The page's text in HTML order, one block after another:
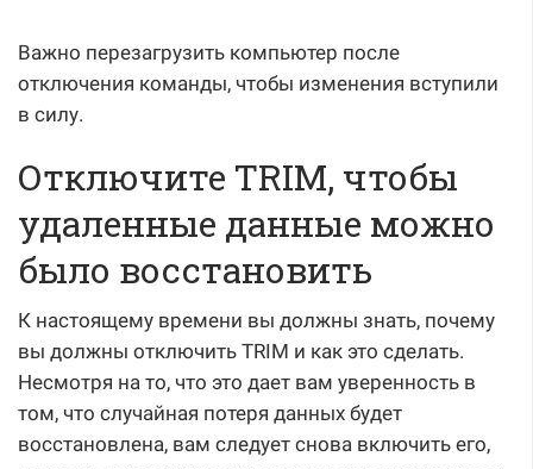
Важно перезагрузить компьютер после
отключения команды, чтобы изменения вступили
в силу.
Отключите TRIM, чтобы
удаленные данные можно
было восстановить
К настоящему времени вы должны знать, почему
вы должны отключить TRIM и как это сделать.
Несмотря на то, что это дает вам уверенность в
том, что случайная потеря данных будет
восстановлена, вам следует снова включить его,